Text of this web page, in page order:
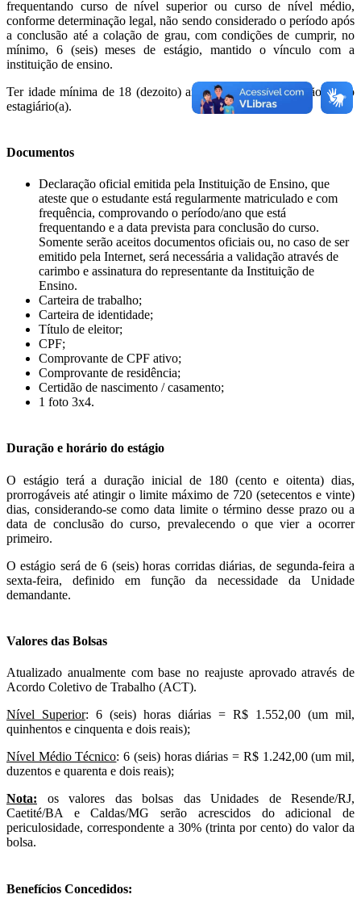
frequentando curso de nível superior ou curso de nível médio,
conforme determinação legal, não sendo considerado o período após
a conclusão até a colação de grau, com condições de cumprir, no
mínimo, 6 (seis) meses de estágio, mantido o vínculo com a
instituição de ensino.
Ter idade mínima de 18 (dezoito) anos, na data de admissão como
estagiário(a).
Documentos
Declaração oficial emitida pela Instituição de Ensino, que
ateste que o estudante está regularmente matriculado e com
frequência, comprovando o período/ano que está
frequentando e a data prevista para conclusão do curso.
Somente serão aceitos documentos oficiais ou, no caso de ser
emitido pela Internet, será necessária a validação através de
carimbo e assinatura do representante da Instituição de
Ensino.
Carteira de trabalho;
Carteira de identidade;
Título de eleitor;
CPF;
Comprovante de CPF ativo;
Comprovante de residência;
Certidão de nascimento / casamento;
1 foto 3x4.
Duração e horário do estágio
O estágio terá a duração inicial de 180 (cento e oitenta) dias,
prorrogáveis até atingir o limite máximo de 720 (setecentos e vinte)
dias, considerando-se como data limite o término desse prazo ou a
data de conclusão do curso, prevalecendo o que vier a ocorrer
primeiro.
O estágio será de 6 (seis) horas corridas diárias, de segunda-feira a
sexta-feira, definido em função da necessidade da Unidade
demandante.
Valores das Bolsas
Atualizado anualmente com base no reajuste aprovado através de
Acordo Coletivo de Trabalho (ACT).
Nível Superior: 6 (seis) horas diárias = R$ 1.552,00 (um mil,
quinhentos e cinquenta e dois reais);
Nível Médio Técnico: 6 (seis) horas diárias = R$ 1.242,00 (um mil,
duzentos e quarenta e dois reais);
Nota: os valores das bolsas das Unidades de Resende/RJ,
Caetité/BA e Caldas/MG serão acrescidos do adicional de
periculosidade, correspondente a 30% (trinta por cento) do valor da
bolsa.
Benefícios Concedidos: